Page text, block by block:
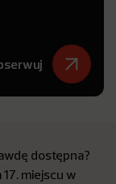
dostępna?
miejscu w